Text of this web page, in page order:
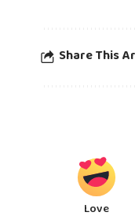
Share This
Love